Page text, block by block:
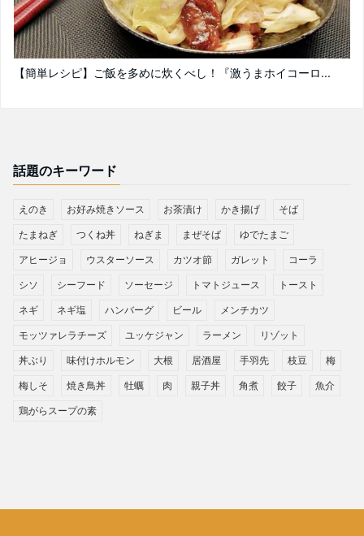
【簡単レシピ】ご飯を多めに炊くべし！『激うまホイコーロ...
話題のキーワード
えのき お好み焼きソース お茶漬け かき揚げ そば
たまねぎ つくね丼 ねぎま まぜそば ゆでたまご
アヒージョ ウスターソース カツオ節 ガレット コーラ
シソ シーフード ソーセージ トマトジュース トースト
ネギ ネギ塩 ハンバーグ ビール メンチカツ
モッツァレラチーズ ユッケジャン ラーメン リゾット
丼ぶり 味付けホルモン 大根 居酒屋 手羽先 枝豆 梅
梅しそ 焼き鳥丼 牡蠣 肉 親子丼 角煮 餃子 魚介
鶏がらスープの素